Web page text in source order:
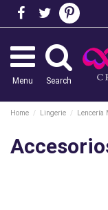
Menu Search
Home Lingerie Lencería